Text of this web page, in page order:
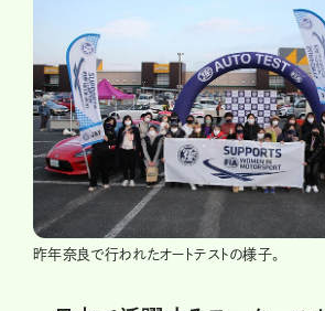
昨年奈良で行われたオートテストの様子。